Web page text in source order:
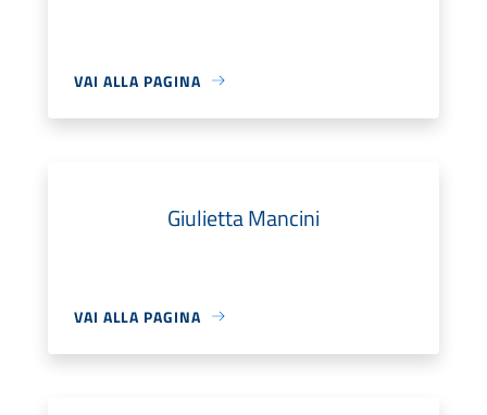
VAI ALLA PAGINA
Giulietta Mancini
VAI ALLA PAGINA